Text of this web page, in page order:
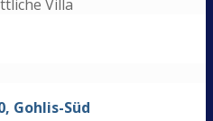
Villa
, Gohlis-Süd